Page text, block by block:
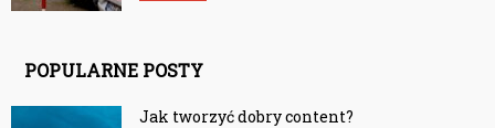
POPULARNE POSTY
Jak tworzyć dobry content?